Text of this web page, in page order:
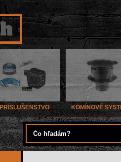
PRÍSLUŠENSTVO KOMÍNOVÉ